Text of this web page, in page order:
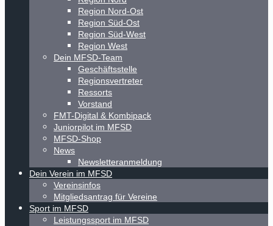
Region Nord-Ost
Region Süd-Ost
Region Süd-West
Region West
Dein MFSD-Team
Geschäftsstelle
Regionsvertreter
Ressorts
Vorstand
FMT-Digital & Kombipack
Juniorpilot im MFSD
MFSD-Shop
News
Newsletteranmeldung
Dein Verein im MFSD
Vereinsinfos
Mitgliedsantrag für Vereine
Sport im MFSD
Leistungssport im MFSD